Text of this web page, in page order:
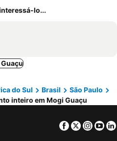
lo...
do Sul Brasil
São Paulo
inteiro em Mogi Guaçu
Facebook
Twitter